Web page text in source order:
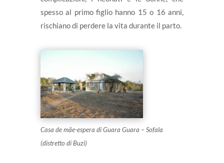
spesso al primo figlio hanno 15 o 16 anni,
rischiano di perdere la vita durante il parto.
Casa de mãe-espera di Guara Guara – Sofala
(distretto di Buzi)